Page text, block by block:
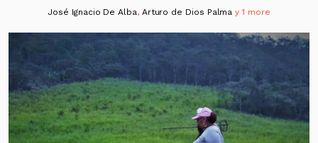
José Ignacio De Alba, Arturo de Dios Palma y 1 more